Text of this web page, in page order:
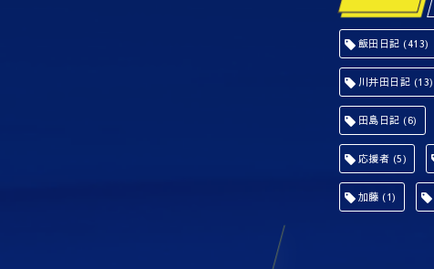
飯田日記 (413)
川井田日記 (13)
田島日記 (6)
応援者 (5)
加藤 (1)